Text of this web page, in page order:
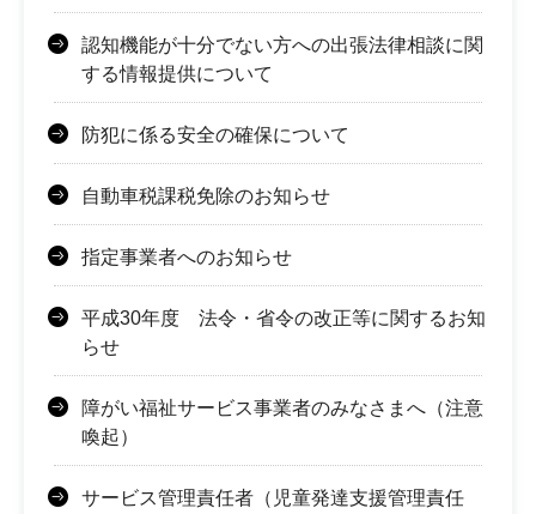
認知機能が十分でない方への出張法律相談に関
する情報提供について
防犯に係る安全の確保について
自動車税課税免除のお知らせ
指定事業者へのお知らせ
平成30年度 法令・省令の改正等に関するお知
らせ
障がい福祉サービス事業者のみなさまへ（注意
喚起）
サービス管理責任者（児童発達支援管理責任